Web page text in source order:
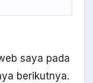
saya pada
berikutnya.